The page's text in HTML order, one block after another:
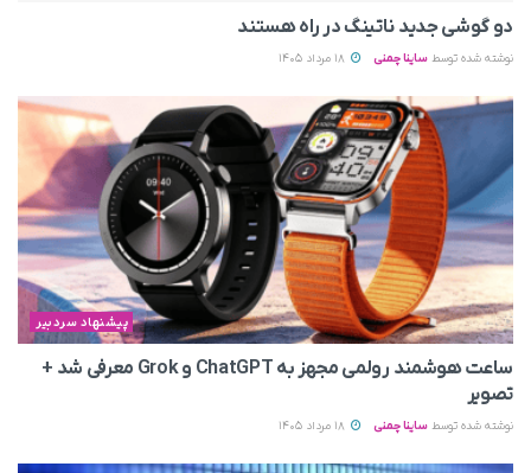
دو گوشی جدید ناتینگ در راه هستند
نوشته شده توسط ساینا چمنی
پیشنهاد سردبیر
ساعت هوشمند رولمی مجهز به ChatGPT و Grok معرفی شد +
تصویر
نوشته شده توسط ساینا چمنی